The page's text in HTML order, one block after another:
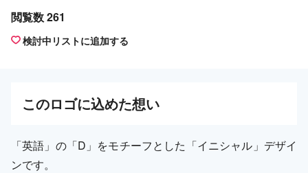
閲覧数 261
検討中リストに追加する
このロゴに込めた想い
「英語」の「D」をモチーフとした「イニシャル」デザイ
ンです。